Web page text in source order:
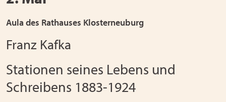
Aula des Rathauses Klosterneuburg
Franz Kafka
Stationen seines Lebens und
Schreibens 1883-1924